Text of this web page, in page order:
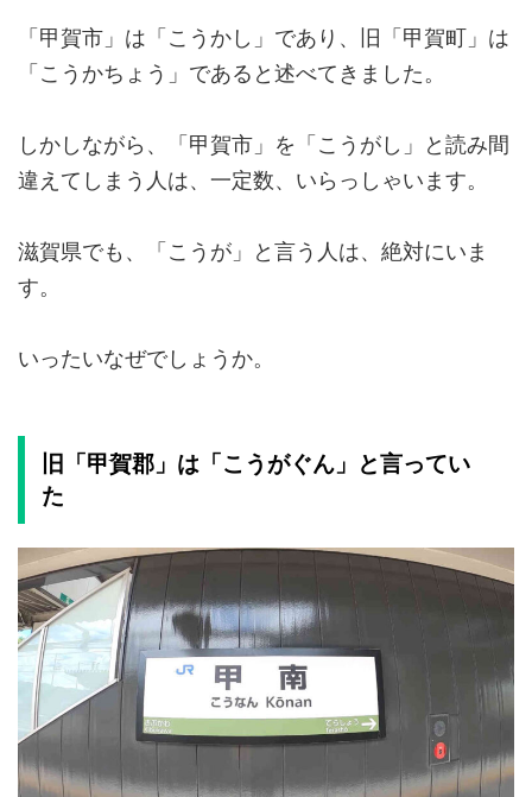
「甲賀市」は「こうかし」であり、旧「甲賀町」は
「こうかちょう」であると述べてきました。
しかしながら、「甲賀市」を「こうがし」と読み間
違えてしまう人は、一定数、いらっしゃいます。
滋賀県でも、「こうが」と言う人は、絶対にいま
す。
いったいなぜでしょうか。
旧「甲賀郡」は「こうがぐん」と言ってい
た